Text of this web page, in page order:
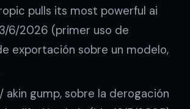
pulls its most powerful ai
6/2026 (primer uso de
exportación sobre un modelo,
akin gump, sobre la derogación